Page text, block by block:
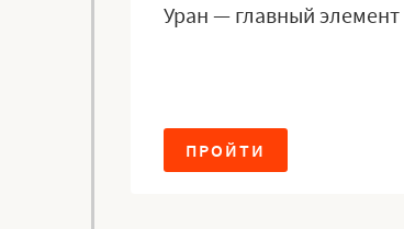
Уран — главный
ПРОЙТИ